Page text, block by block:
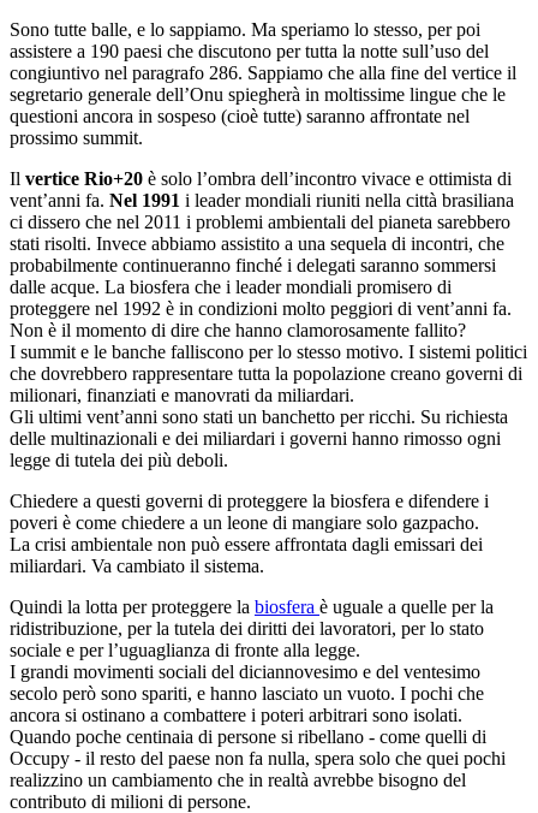
Sono tutte balle, e lo sappiamo. Ma speriamo lo stesso, per poi
assistere a 190 paesi che discutono per tutta la notte sull’uso del
congiuntivo nel paragrafo 286. Sappiamo che alla fine del vertice il
segretario generale dell’Onu spiegherà in moltissime lingue che le
questioni ancora in sospeso (cioè tutte) saranno affrontate nel
prossimo summit.
Il vertice Rio+20 è solo l’ombra dell’incontro vivace e ottimista di
vent’anni fa. Nel 1991 i leader mondiali riuniti nella città brasiliana
ci dissero che nel 2011 i problemi ambientali del pianeta sarebbero
stati risolti. Invece abbiamo assistito a una sequela di incontri, che
probabilmente continueranno finché i delegati saranno sommersi
dalle acque. La biosfera che i leader mondiali promisero di
proteggere nel 1992 è in condizioni molto peggiori di vent’anni fa.
Non è il momento di dire che hanno clamorosamente fallito?
I summit e le banche falliscono per lo stesso motivo. I sistemi politici
che dovrebbero rappresentare tutta la popolazione creano governi di
milionari, finanziati e manovrati da miliardari.
Gli ultimi vent’anni sono stati un banchetto per ricchi. Su richiesta
delle multinazionali e dei miliardari i governi hanno rimosso ogni
legge di tutela dei più deboli.
Chiedere a questi governi di proteggere la biosfera e difendere i
poveri è come chiedere a un leone di mangiare solo gazpacho.
La crisi ambientale non può essere affrontata dagli emissari dei
miliardari. Va cambiato il sistema.
Quindi la lotta per proteggere la biosfera è uguale a quelle per la
ridistribuzione, per la tutela dei diritti dei lavoratori, per lo stato
sociale e per l’uguaglianza di fronte alla legge.
I grandi movimenti sociali del diciannovesimo e del ventesimo
secolo però sono spariti, e hanno lasciato un vuoto. I pochi che
ancora si ostinano a combattere i poteri arbitrari sono isolati.
Quando poche centinaia di persone si ribellano - come quelli di
Occupy - il resto del paese non fa nulla, spera solo che quei pochi
realizzino un cambiamento che in realtà avrebbe bisogno del
contributo di milioni di persone.